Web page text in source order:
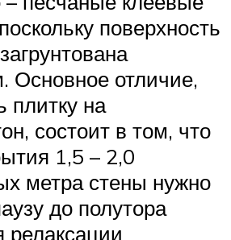
поверхность
Основное отличие,
плитку на
состоит в том, что
1,5 – 2,0
метра стены нужно
до полутора
релаксации